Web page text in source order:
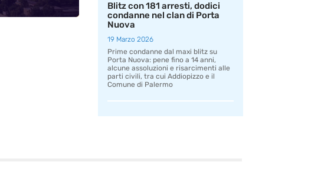
Blitz con 181 arresti, dodici
condanne nel clan di Porta
Nuova
19 Marzo 2026
Prime condanne dal maxi blitz su
Porta Nuova: pene fino a 14 anni,
alcune assoluzioni e risarcimenti alle
parti civili, tra cui Addiopizzo e il
Comune di Palermo